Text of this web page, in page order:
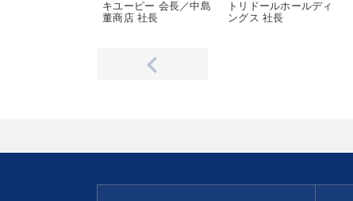
キユーピー 会長／中島
董商店 社長
トリドールホールディ
ングス 社長